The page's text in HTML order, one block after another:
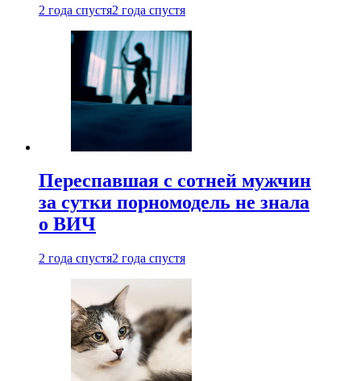
2 года спустя2 года спустя
Переспавшая с сотней мужчин
за сутки порномодель не знала
о ВИЧ
2 года спустя2 года спустя